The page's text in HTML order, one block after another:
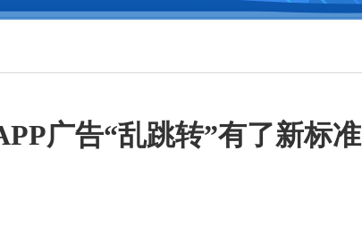
广告“乱跳转”有了新标准